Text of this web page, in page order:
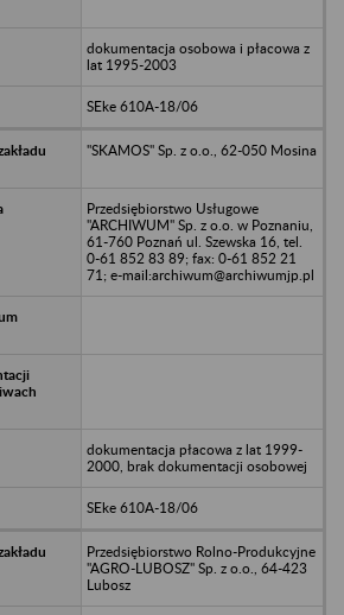
dokumentacja osobowa i płacowa z
lat 1995-2003
SEke 610A-18/06
"SKAMOS" Sp. z o.o., 62-050 Mosina
Przedsiębiorstwo Usługowe
"ARCHIWUM" Sp. z o.o. w Poznaniu,
61-760 Poznań ul. Szewska 16, tel.
0-61 852 83 89; fax: 0-61 852 21
71; e-mail:archiwum@archiwumjp.pl
dokumentacja płacowa z lat 1999-
2000, brak dokumentacji osobowej
SEke 610A-18/06
Przedsiębiorstwo Rolno-Produkcyjne
"AGRO-LUBOSZ" Sp. z o.o., 64-423
Lubosz